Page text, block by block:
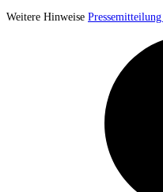
Weitere Hinweise